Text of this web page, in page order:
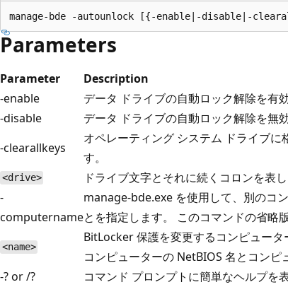
Parameters
Parameter
Description
-enable
データ ドライブの自動ロック解除を有
-disable
データ ドライブの自動ロック解除を無
-clearallkeys
オペレーティング システム ドライブ
す。
<drive>
ドライブ文字とそれに続くコロンを表し
-
computername
manage-bde.exe を使用して、別のコ
とを指定します。 このコマンドの省略
<name>
BitLocker 保護を変更するコンピュータ
コンピューターの NetBIOS 名とコンピ
-? or /?
コマンド プロンプトに簡単なヘルプを